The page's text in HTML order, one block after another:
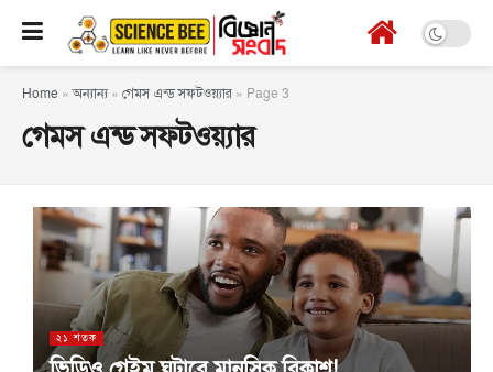
Home »অন্যান্য» গেমস এন্ড সফটওয়্যার » Page 3
গেমস এন্ড সফটওয়্যার
২১ শতক